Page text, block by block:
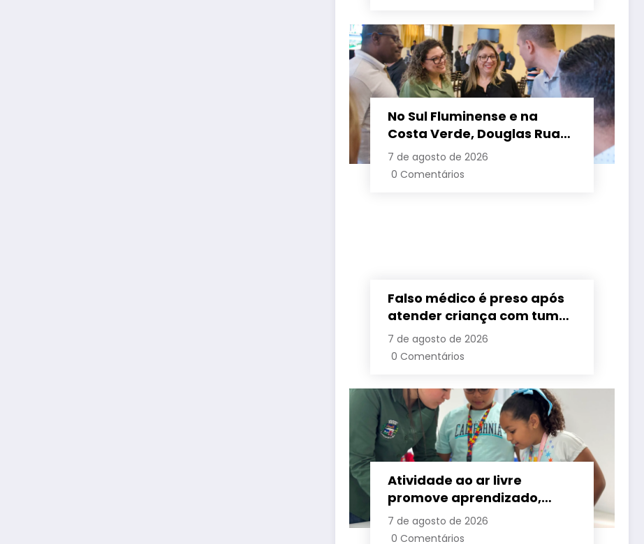
No Sul Fluminense e na
Costa Verde, Douglas Ruas
apresenta propostas de
requalificação urbana
7 de agosto de 2026
0 Comentários
Falso médico é preso após
atender criança com tumor
cerebral na Baixada
Fluminense
7 de agosto de 2026
0 Comentários
Atividade ao ar livre
promove aprendizado,
criatividade e socialização
para crianças e
7 de agosto de 2026
0 Comentários